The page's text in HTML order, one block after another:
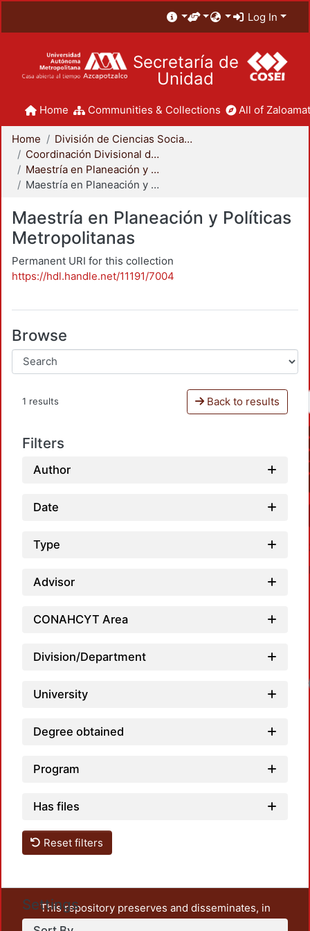
Log In
Secretaría de
Unidad
Home Communities & Collections All of
Home
División de Ciencias Sociales y Humanidades
Coordinación Divisional de Posgrado
Maestría en Planeación y Políticas Metropolitanas
Maestría en Planeación y Políticas Metropolitanas
Maestría en Planeación y Políticas
Metropolitanas
Permanent URI for this collection
https://hdl.handle.net/11191/7004
Browse
1 results Back to results
Filters
Author
Date
Type
Advisor
CONAHCYT Area
Division/Department
University
Degree obtained
Program
Has files
Reset filters
Settings
This repository preserves and disseminates, in
unrestricted open access, the teaching and research